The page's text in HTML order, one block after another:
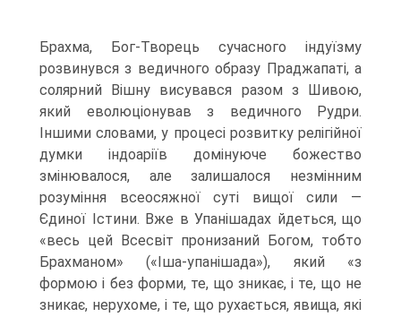
Брахма, Бог-Творець сучасного ін­дуїзму
розвинувся з ведичного образу Праджапаті, а
солярний Вішну висувався ра­зом з Шивою,
який еволюціонував з ведичного Рудри.
Іншими словами, у процесі розвитку релігійної
думки індоаріїв домінуюче божество
змінювалося, але зали­шалося незмінним
розуміння всеосяжної суті вищої сили —
Єдиної Істини. Вже в Упанішадах йдеться, що
«весь цей Всесвіт пронизаний Богом, тобто
Брахманом» («Іша-упанішада»), який «з
формою і без форми, те, що зникає, і те, що не
зникає, нерухоме, і те, що рухається, явища, які